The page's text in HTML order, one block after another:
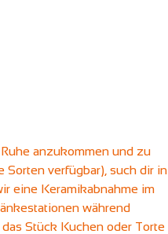
anzukommen und zu
Sorten verfügbar), such dir in
eine Keramikabnahme im
während
Stück Kuchen oder Torte